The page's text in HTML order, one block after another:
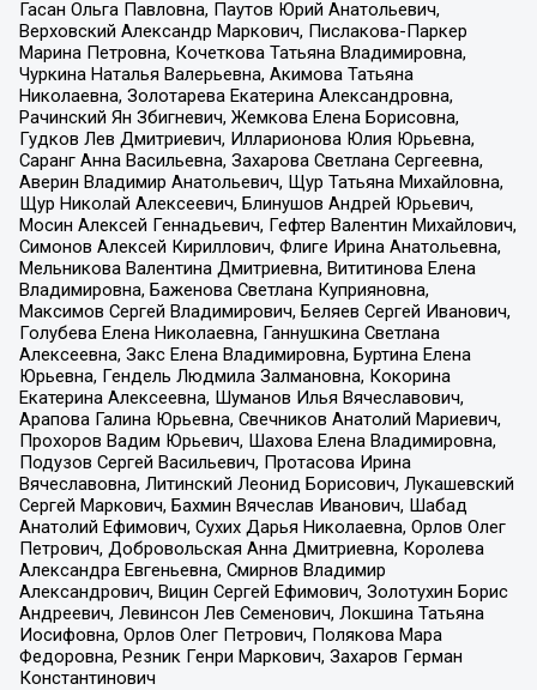
Гасан Ольга Павловна, Паутов Юрий Анатольевич,
Верховский Александр Маркович, Пислакова-Паркер
Марина Петровна, Кочеткова Татьяна Владимировна,
Чуркина Наталья Валерьевна, Акимова Татьяна
Николаевна, Золотарева Екатерина Александровна,
Рачинский Ян Збигневич, Жемкова Елена Борисовна,
Гудков Лев Дмитриевич, Илларионова Юлия Юрьевна,
Саранг Анна Васильевна, Захарова Светлана Сергеевна,
Аверин Владимир Анатольевич, Щур Татьяна Михайловна,
Щур Николай Алексеевич, Блинушов Андрей Юрьевич,
Мосин Алексей Геннадьевич, Гефтер Валентин Михайлович,
Симонов Алексей Кириллович, Флиге Ирина Анатольевна,
Мельникова Валентина Дмитриевна, Вититинова Елена
Владимировна, Баженова Светлана Куприяновна,
Максимов Сергей Владимирович, Беляев Сергей Иванович,
Голубева Елена Николаевна, Ганнушкина Светлана
Алексеевна, Закс Елена Владимировна, Буртина Елена
Юрьевна, Гендель Людмила Залмановна, Кокорина
Екатерина Алексеевна, Шуманов Илья Вячеславович,
Арапова Галина Юрьевна, Свечников Анатолий Мариевич,
Прохоров Вадим Юрьевич, Шахова Елена Владимировна,
Подузов Сергей Васильевич, Протасова Ирина
Вячеславовна, Литинский Леонид Борисович, Лукашевский
Сергей Маркович, Бахмин Вячеслав Иванович, Шабад
Анатолий Ефимович, Сухих Дарья Николаевна, Орлов Олег
Петрович, Добровольская Анна Дмитриевна, Королева
Александра Евгеньевна, Смирнов Владимир
Александрович, Вицин Сергей Ефимович, Золотухин Борис
Андреевич, Левинсон Лев Семенович, Локшина Татьяна
Иосифовна, Орлов Олег Петрович, Полякова Мара
Федоровна, Резник Генри Маркович, Захаров Герман
Константинович